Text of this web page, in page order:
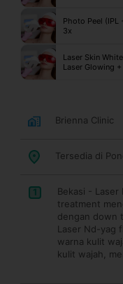
Photo Peel (IPL
3x
Laser Skin
Laser Glowing
Brienna Clinic
Tersedia di
1
Bekasi - Laser
treatment
dengan down
Laser Nd-yag
warna kulit
kulit wajah,